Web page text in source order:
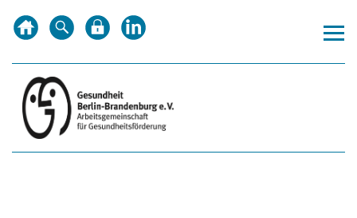
Inhalt
Hauptnavigation
Subnavigation